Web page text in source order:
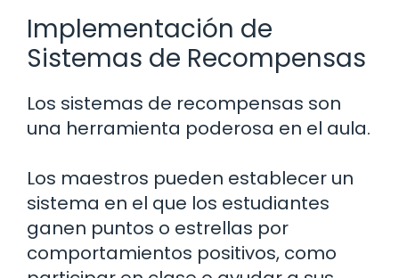
Implementación de
Sistemas de Recompensas
Los sistemas de recompensas son
una herramienta poderosa en el aula.
Los maestros pueden establecer un
sistema en el que los estudiantes
ganen puntos o estrellas por
comportamientos positivos, como